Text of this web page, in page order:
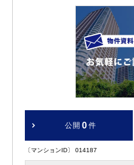
公開 0 件
〔マンションID〕 014187